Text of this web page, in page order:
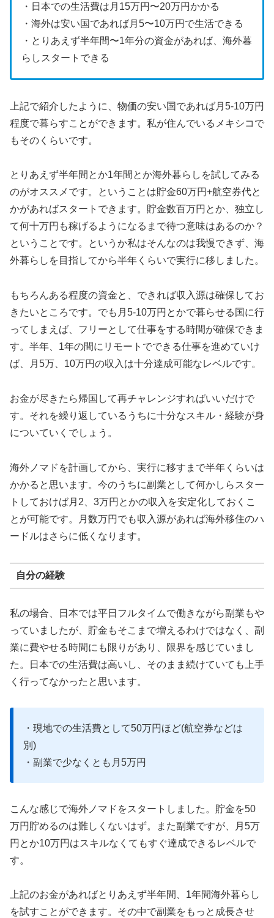
・日本での生活費は月15万円〜20万円かかる
・海外は安い国であれば月5〜10万円で生活できる
・とりあえず半年間〜1年分の資金があれば、海外暮
らしスタートできる
上記で紹介したように、物価の安い国であれば月5-10万円
程度で暮らすことができます。私が住んでいるメキシコで
もそのくらいです。
とりあえず半年間とか1年間とか海外暮らしを試してみる
のがオススメです。ということは貯金60万円+航空券代と
かがあればスタートできます。貯金数百万円とか、独立し
て何十万円も稼げるようになるまで待つ意味はあるのか？
ということです。というか私はそんなのは我慢できず、海
外暮らしを目指してから半年くらいで実行に移しました。
もちろんある程度の資金と、できれば収入源は確保してお
きたいところです。でも月5-10万円とかで暮らせる国に行
ってしまえば、フリーとして仕事をする時間が確保できま
す。半年、1年の間にリモートでできる仕事を進めていけ
ば、月5万、10万円の収入は十分達成可能なレベルです。
お金が尽きたら帰国して再チャレンジすればいいだけで
す。それを繰り返しているうちに十分なスキル・経験が身
についていくでしょう。
海外ノマドを計画してから、実行に移すまで半年くらいは
かかると思います。今のうちに副業として何かしらスター
トしておけば月2、3万円とかの収入を安定化しておくこ
とが可能です。月数万円でも収入源があれば海外移住のハ
ードルはさらに低くなります。
自分の経験
私の場合、日本では平日フルタイムで働きながら副業もや
っていましたが、貯金もそこまで増えるわけではなく、副
業に費やせる時間にも限りがあり、限界を感じていまし
た。日本での生活費は高いし、そのまま続けていても上手
く行ってなかったと思います。
・現地での生活費として50万円ほど(航空券などは
別)
・副業で少なくとも月5万円
こんな感じで海外ノマドをスタートしました。貯金を50
万円貯めるのは難しくないはず。また副業ですが、月5万
円とか10万円はスキルなくてもすぐ達成できるレベルで
す。
上記のお金があればとりあえず半年間、1年間海外暮らし
を試すことができます。その中で副業をもっと成長させ